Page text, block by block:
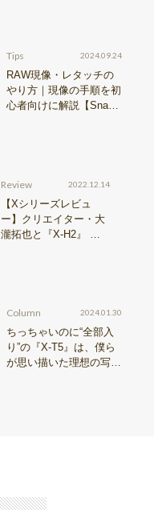
Tips 2024.09.24
RAW現像・レタッチの
やり方｜現像の手順を初
心者向けに解説【Snap
Review 2022.12.14
【Xシリーズレビュ
ー】クリエイター・大
瀧拓也と『X-H2』 写
Column 2024.01.30
ちっちゃいのに“全部入
り”の『X-T5』は、僕ら
が思い描いた理想の写真